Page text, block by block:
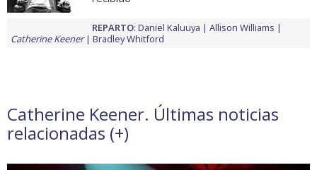
REPARTO: Daniel Kaluuya
Allison Williams
Catherine Keener
Bradley Whitford
Catherine Keener. Últimas noticias
relacionadas (+)